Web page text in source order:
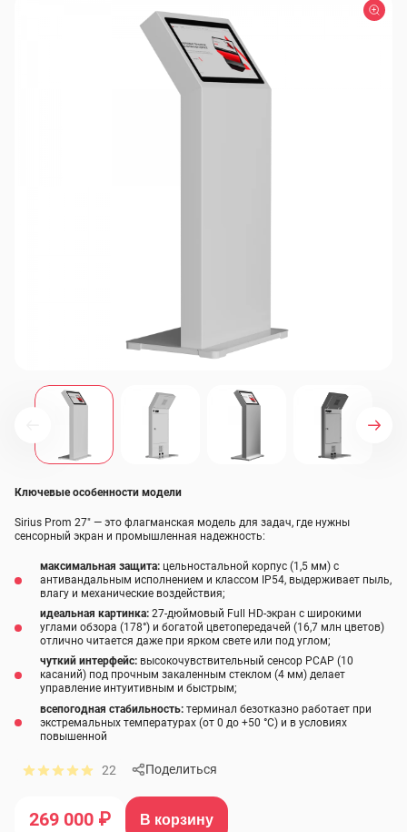
Ключевые особенности модели
Sirius Prom 27" — это флагманская модель для задач, где нужны
сенсорный экран и промышленная надежность:
максимальная защита: цельностальной корпус (1,5 мм) с
антивандальным исполнением и классом IP54, выдерживает пыль,
влагу и механические воздействия;
идеальная картинка: 27-дюймовый Full HD-экран с широкими
углами обзора (178°) и богатой цветопередачей (16,7 млн цветов)
отлично читается даже при ярком свете или под углом;
чуткий интерфейс: высокочувствительный сенсор PCAP (10
касаний) под прочным закаленным стеклом (4 мм) делает
управление интуитивным и быстрым;
всепогодная стабильность: терминал безотказно работает при
экстремальных температурах (от 0 до +50 °C) и в условиях
повышенной
22 Поделиться
269 000 ₽ В корзину